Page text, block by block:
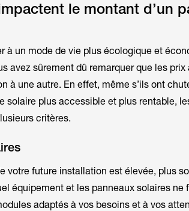
le montant d’un
à un mode de vie plus écologique et
avez sûrement dû remarquer que les prix
à une autre. En effet, même s’ils ont
solaire plus accessible et plus rentable,
critères.
votre future installation est élevée, plus
équipement et les panneaux solaires ne
adaptés à vos besoins et à vos